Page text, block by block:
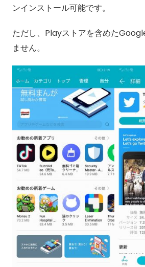
ンインストール可能です。
ただし、Playストアを含めた
ません。